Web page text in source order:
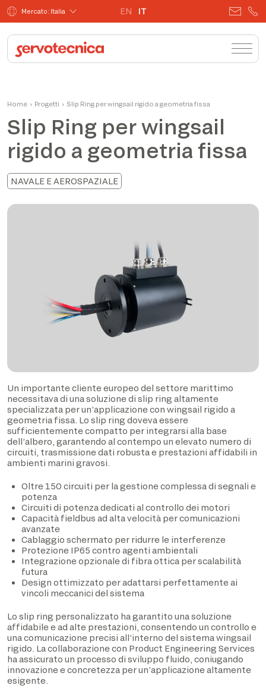
Mercato: Italia EN IT
Home › Progetti › Slip Ring per wingsail rigido a geometria fissa
Slip Ring per wingsail
rigido a geometria fissa
NAVALE E AEROSPAZIALE
Un importante cliente europeo del settore marittimo
necessitava di una soluzione di slip ring altamente
specializzata per un’applicazione con wingsail rigido a
geometria fissa. Lo slip ring doveva essere
sufficientemente compatto per integrarsi alla base
dell’albero, garantendo al contempo un elevato numero di
circuiti, trasmissione dati robusta e prestazioni affidabili in
ambienti marini gravosi.
Oltre 150 circuiti per la gestione complessa di segnali e
potenza
Circuiti di potenza dedicati al controllo dei motori
Capacità fieldbus ad alta velocità per comunicazioni
avanzate
Cablaggio schermato per ridurre le interferenze
Protezione IP65 contro agenti ambientali
Integrazione opzionale di fibra ottica per scalabilità
futura
Design ottimizzato per adattarsi perfettamente ai
vincoli meccanici del sistema
Lo slip ring personalizzato ha garantito una soluzione
affidabile e ad alte prestazioni, consentendo un controllo e
una comunicazione precisi all’interno del sistema wingsail
rigido. La collaborazione con Product Engineering Services
ha assicurato un processo di sviluppo fluido, coniugando
innovazione e concretezza per un’applicazione altamente
esigente.